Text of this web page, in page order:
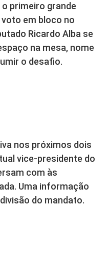
primeiro grande
voto em bloco no
Ricardo Alba se
na mesa, nome
o desafio.
nos próximos dois
vice-presidente do
com às
Uma informação
do mandato.